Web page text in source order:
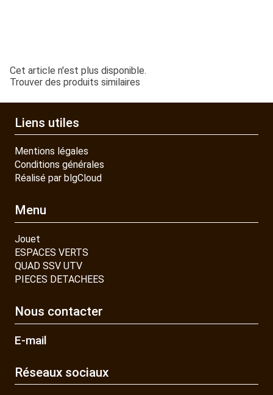
Cet article n'est plus disponible.
Trouver des produits similaires
Liens utiles
Mentions légales
Conditions générales
Réalisé par blgCloud
Menu
Jouet
ESPACES VERTS
QUAD SSV UTV
PIECES DETACHEES
Nous contacter
E-mail
Réseaux sociaux